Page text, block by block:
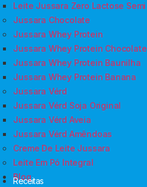
Leite Jussara Zero Lactose Semi
Jussara Chocolate
Jussara Whey Protein
Jussara Whey Protein Chocolate
Jussara Whey Protein Baunilha
Jussara Whey Protein Banana
Jussara Vérd
Jussara Vérd Soja Original
Jussara Vérd Aveia
Jussara Vérd Amêndoas
Creme De Leite Jussara
Leite Em Pó Integral
Blog
Receitas